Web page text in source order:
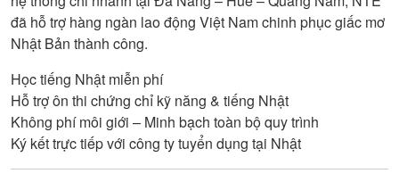
đã hỗ trợ hàng ngàn lao động Việt Nam chinh phục giấc mơ
Nhật Bản thành công.
Học tiếng Nhật miễn phí
Hỗ trợ ôn thi chứng chỉ kỹ năng & tiếng Nhật
Không phí môi giới – Minh bạch toàn bộ quy trình
Ký kết trực tiếp với công ty tuyển dụng tại Nhật